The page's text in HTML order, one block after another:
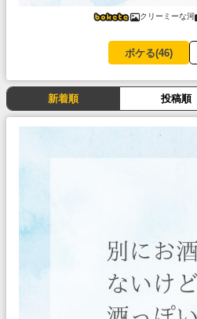
クリーミーな河
ボケる(46)
新着順 投稿順